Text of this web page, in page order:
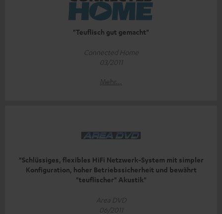
"Teuflisch gut gemacht"
Connected Home
03/2011
Mehr...
"Schlüssiges, flexibles HiFi Netzwerk-System mit simpler
Konfiguration, hoher Betriebssicherheit und bewährt
"teuflischer" Akustik"
Area DVD
06/2011